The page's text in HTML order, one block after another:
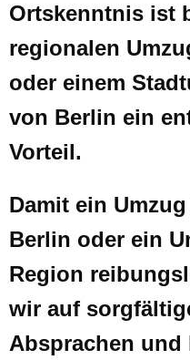
Ortskenntnis ist
regionalen
oder einem
von Berlin ein
Vorteil.
Damit ein
Berlin oder ein
Region
wir auf
Absprachen und